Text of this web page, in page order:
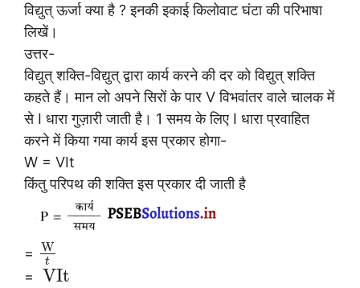
विद्युत् ऊर्जा क्या है ? इनकी इकाई किलोवाट घंटा की परिभाषा
लिखें।
उत्तर-
विद्युत् शक्ति-विद्युत् द्वारा कार्य करने की दर को विद्युत् शक्ति
कहते हैं। मान लो अपने सिरों के पार V विभवांतर वाले चालक में
से I धारा गुज़ारी जाती है। 1 समय के लिए I धारा प्रवाहित
करने में किया गया कार्य इस प्रकार होगा-
W = VIt
किंतु परिपथ की शक्ति इस प्रकार दी जाती है
= W
t
= VIt